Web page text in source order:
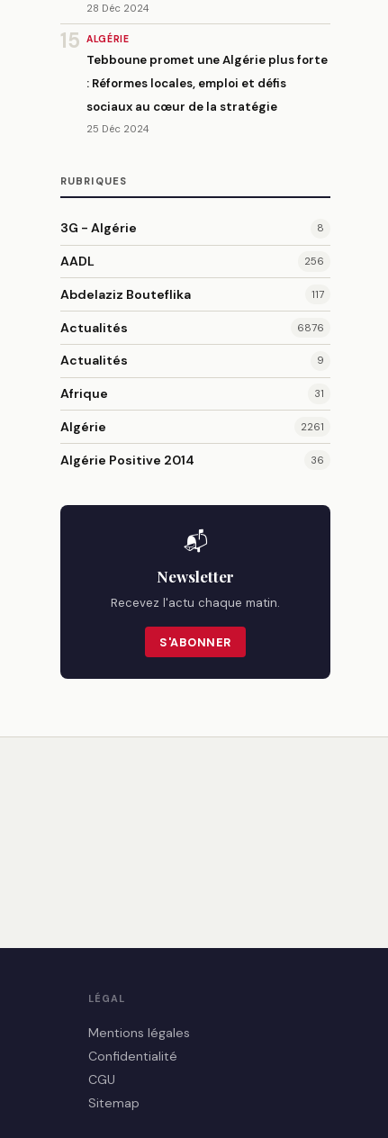
28 Déc 2024
15 ALGÉRIE
Tebboune promet une Algérie plus forte
: Réformes locales, emploi et défis
sociaux au cœur de la stratégie
25 Déc 2024
RUBRIQUES
3G - Algérie 8
AADL 256
Abdelaziz Bouteflika 117
Actualités 6876
Actualités 9
Afrique 31
Algérie 2261
Algérie Positive 2014 36
📬
Newsletter
Recevez l'actu chaque matin.
S'ABONNER
LÉGAL
Mentions légales
Confidentialité
CGU
Sitemap